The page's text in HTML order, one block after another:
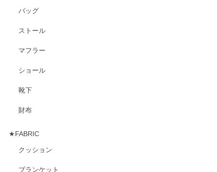
バッグ
ストール
マフラー
ショール
靴下
財布
★FABRIC
クッション
ブランケット